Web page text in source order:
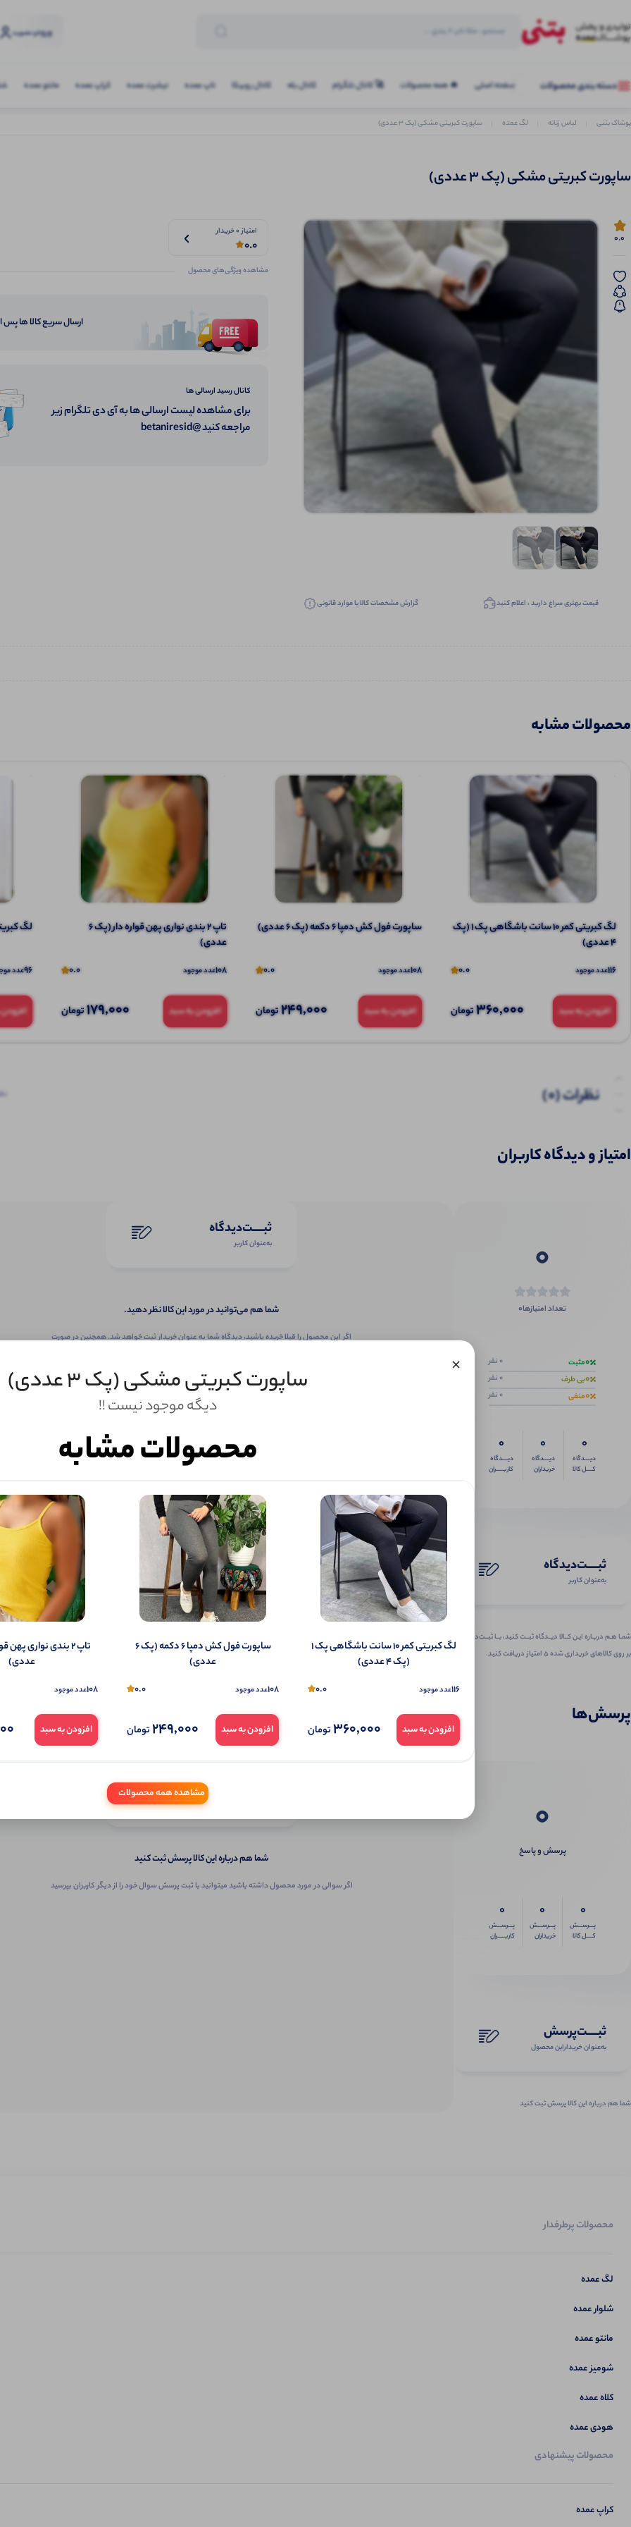
ورودو عضویت
دسته بندی محصولات صفحه اصلی 🔥 همه محصولات 🚀 کانال تلگرام کانال بله کانال روبیکا تاپ عمده تیشرت عمده کراپ عمده مانتو عمده
پوشاک بتنی لباس زنانه لگ عمده ساپورت کبریتی مشکی (پک 3 عددی)
ساپورت کبریتی مشکی (پک 3 عددی)
0.0
قیمت بهتری سراغ دارید ، اعلام کنید گزارش مشخصات کالا یا موارد قانونی
امتیاز 0 خریدار
0.0
مشاهده ویژگی‌های محصول
ارسال سریع کالا ها
کانال رسید ارسالی ها
برای مشاهده لیست ارسالی ها به آی دی تلگرام زیر
مراجعه کنید @betaniresid
محصولات مشابه
لگ کبریتی کمر ۱۰ سانت باشگاهی پک 1 (پک
4 عددی)
116عدد موجود 0.0
افزودن به سبد 360,000تومان
ساپورت فول کش دمپا 6 دکمه (پک 6 عددی)
108عدد موجود 0.0
افزودن به سبد 249,000تومان
تاپ ۲ بندی نواری پهن قواره دار (پک 6
عددی)
108عدد موجود 0.0
افزودن به سبد 179,000تومان
️لگ کبریتی
96عدد
نظرات (0)
امتیاز و دیدگاه کاربران
0
تعداد امتیازها0
0مثبت 0 نفر
0بی طرف 0 نفر
0منفی 0 نفر
0
دیــــدگاه
کــــل کالا
0
دیــــدگاه
خریداران
0
دیــــدگاه
کاربـــــران
ثبـــــت‌دیدگاه
به‌عنوان کاربر
شمـا هـم دربـاره ایـن کــالا دیــدگاه ثبــت کنید، بــا ثبــت‌دیـدگاه
بر روی کالاهای خریداری شده ۵ امتیاز دریافت کنید.
ثبـــــت‌دیدگاه
به‌عنوان کاربر
شما هم می‌توانید در مورد این کالا نظر دهید.
اگر این محصول را قبلا خریده باشید، دیدگاه شما به عنوان خریدار ثبت خواهد شد. همچنین در صورت
پرسش‌ها
0
پرسش و پاسخ
0
پـــرســـش
کــــل کالا
0
پـــرســـش
خریداران
0
پـــرســـش
کاربـــــران
ثبـــــت‌پرسش
به‌عنوان ‌خریدار‌این‌ محصول
شما هم درباره این کالا پرسش ثبت کنید
ثبـــــت‌پرسش
به‌عنوان ‌خریدار‌این‌ محصول
شما هم درباره این کالا پرسش ثبت کنید
اگر سوالی در مورد محصول داشته باشید میتوانید با ثبت پرسش سوال خود را از دیگر کاربران بپرسید
محصولات پرطرفدار
لگ عمده
شلوار عمده
مانتو عمده
شومیز عمده
کلاه عمده
هودی عمده
محصولات پیشنهادی
کراپ عمده
× ساپورت کبریتی مشکی (پک 3 عددی)
دیگه موجود نیست !!
محصولات مشابه
لگ کبریتی کمر ۱۰ سانت باشگاهی پک 1
(پک 4 عددی)
116عدد موجود 0.0
افزودن به سبد 360,000تومان
ساپورت فول کش دمپا 6 دکمه (پک 6
عددی)
108عدد موجود 0.0
افزودن به سبد 249,000تومان
عددی)
108عدد موجود
افزودن به سبد
مشاهده همه محصولات